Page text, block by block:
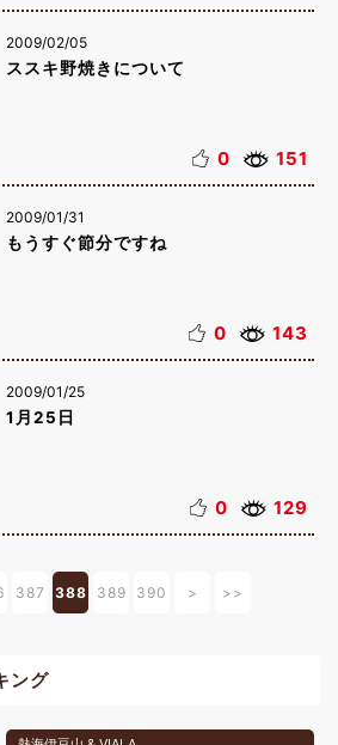
2009/02/05
ススキ野焼きについて
0 151
2009/01/31
もうすぐ節分ですね
0 143
2009/01/25
1月25日
0 129
387 388 389 390 > >>
ング